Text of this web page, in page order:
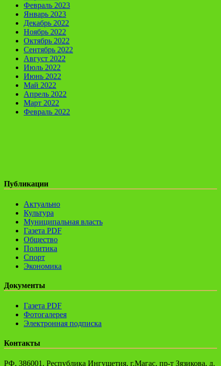
Февраль 2023
Январь 2023
Декабрь 2022
Ноябрь 2022
Октябрь 2022
Сентябрь 2022
Август 2022
Июль 2022
Июнь 2022
Май 2022
Апрель 2022
Март 2022
Февраль 2022
Публикации
Актуально
Культура
Муниципальная власть
Газета PDF
Общество
Политика
Спорт
Экономика
Документы
Газета PDF
Фотогалерея
Электронная подписка
Контакты
РФ, 386001, Республика Ингушетия, г.Магас, пр-т Зязикова, д.